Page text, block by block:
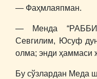
― Фаҳмлаяпман.
― Менда
Севгилим, Юсуф
олма; энди ҳаммаси
Бу сўзлардан Меда